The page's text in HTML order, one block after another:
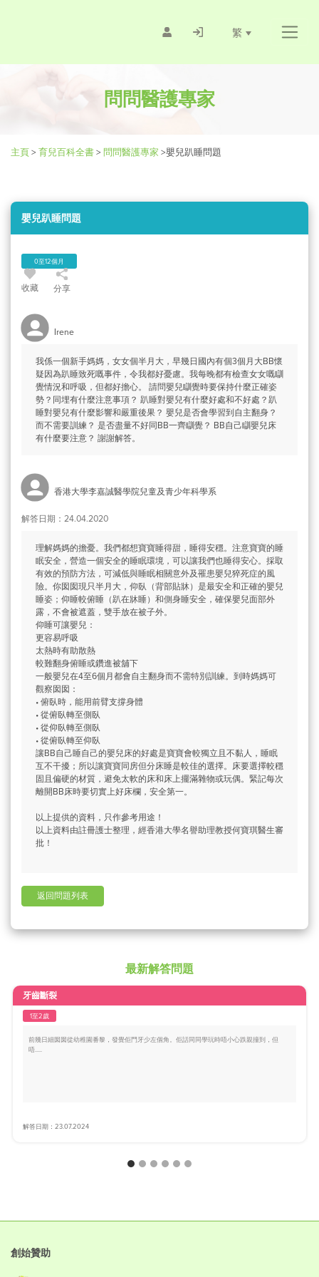
繁
問問醫護專家
主頁> 育兒百科全書> 問問醫護專家 >嬰兒趴睡問題
嬰兒趴睡問題
0至12個月
收藏 分享
Irene
我係一個新手媽媽，女女個半月大，早幾日國內有個3個月大BB懷
疑因為趴睡致死嘅事件，令我都好憂慮。我每晚都有檢查女女嘅瞓
覺情況和呼吸，但都好擔心。 請問嬰兒瞓覺時要保持什麼正確姿
勢？同埋有什麼注意事項？ 趴睡對嬰兒有什麼好處和不好處？趴
睡對嬰兒有什麼影響和嚴重後果？ 嬰兒是否會學習到自主翻身？
而不需要訓練？ 是否盡量不好同BB一齊瞓覺？ BB自己瞓嬰兒床
有什麼要注意？ 謝謝解答。
香港大學李嘉誠醫學院兒童及青少年科學系
解答日期：24.04.2020
理解媽媽的擔憂。我們都想寶寶睡得甜，睡得安穩。注意寶寶的睡
眠安全，營造一個安全的睡眠環境，可以讓我們也睡得安心。採取
有效的預防方法，可減低與睡眠相關意外及罹患嬰兒猝死症的風
險。你囡囡現只半月大，仰臥（背部貼牀）是最安全和正確的嬰兒
睡姿；仰睡較俯睡（趴在牀睡）和側身睡安全，確保嬰兒面部外
露，不會被遮蓋，雙手放在被子外。
仰睡可讓嬰兒：
更容易呼吸
太熱時有助散熱
較難翻身俯睡或鑽進被舖下
一般嬰兒在4至6個月都會自主翻身而不需特別訓練。到時媽媽可
觀察囡囡：
• 俯臥時，能用前臂支撐身體
• 從俯臥轉至側臥
• 從仰臥轉至側臥
• 從俯臥轉至仰臥
讓BB自己睡自己的嬰兒床的好處是寶寶會較獨立且不黏人，睡眠
互不干擾；所以讓寶寶同房但分床睡是較佳的選擇。床要選擇較穩
固且偏硬的材質，避免太軟的床和床上擺滿雜物或玩偶。緊記每次
離開BB床時要切實上好床欄，安全第一。
以上提供的資料，只作參考用途！
以上資料由註冊護士整理，經香港大學名譽助理教授何寶琪醫生審
批！
返回問題列表
最新解答問題
牙齒斷裂
1至2歲
前幾日細囡囡從幼稚園番黎，發覺佢門牙少左個角。佢話同同學玩時唔小心跌親撞到，但
唔.....
解答日期：23.07.2024
創始贊助